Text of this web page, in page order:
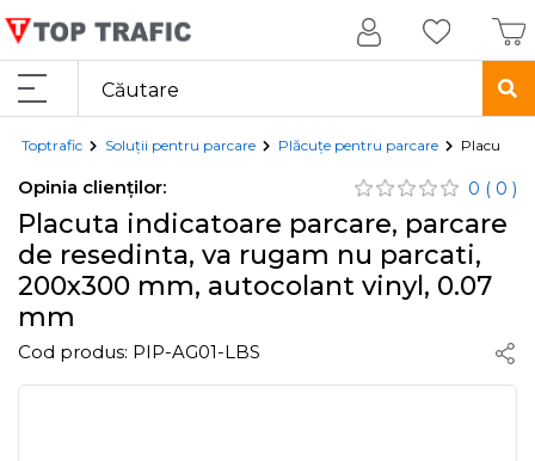
Toptrafic Soluții pentru parcare Plăcuțe pentru parcare Placuta
Opinia clienților: 0 ( 0 )
Placuta indicatoare parcare, parcare
de resedinta, va rugam nu parcati,
200x300 mm, autocolant vinyl, 0.07
mm
Cod produs: PIP-AG01-LBS